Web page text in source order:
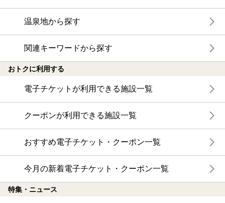
温泉地から探す
関連キーワードから探す
おトクに利用する
電子チケットが利用できる施設一覧
クーポンが利用できる施設一覧
おすすめ電子チケット・クーポン一覧
今月の新着電子チケット・クーポン一覧
特集・ニュース